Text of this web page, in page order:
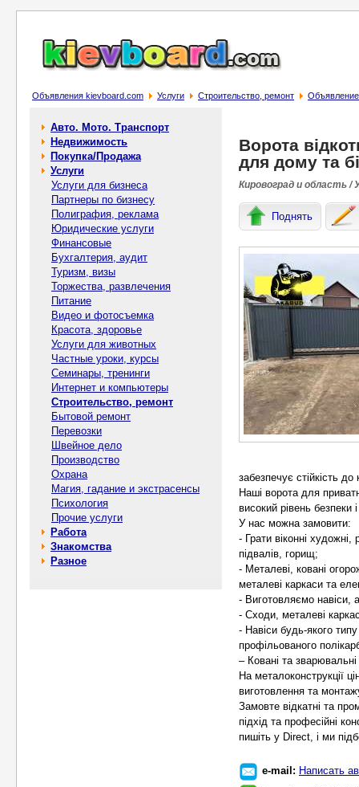
Объявления kievboard.com Услуги Строительство, ремонт Объявление
Авто. Мото. Транспорт
Недвижимость
Покупка/Продажа
Услуги
Услуги для бизнеса
Партнеры по бизнесу
Полиграфия, реклама
Юридические услуги
Финансовые
Бухгалтерия, аудит
Туризм, визы
Торжества, развлечения
Питание
Видео и фотосъемка
Красота, здоровье
Услуги для животных
Частные уроки, курсы
Семинары, тренинги
Интернет и компьютеры
Строительство, ремонт
Бытовой ремонт
Перевозки
Швейное дело
Производство
Охрана
Магия, гадание и экстрасенсы
Психология
Прочие услуги
Работа
Знакомства
Разное
Ворота
для дому та
Кировоград и область /
Поднять
забезпечує стійкість
Наші ворота для
високий рівень безпеки
У нас можна замовити:
- Грати віконні художні,
підвалів, горищ;
- Металеві, ковані
металеві каркаси та
- Виготовляємо навіси,
- Сходи, металеві
- Навіси будь-якого
профільованого
– Ковані та зварювальні
На металоконструкції
виготовлення та
Замовте відкатні та
підхід та професійні
пишіть у Direct, і ми
e-mail: Написать